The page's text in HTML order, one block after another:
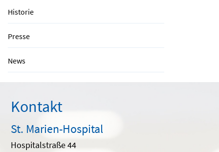
Historie
Presse
News
Kontakt
St. Marien-Hospital
Hospitalstraße 44